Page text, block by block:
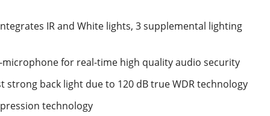
IR and White lights, 3 supplemental lighting
for real-time high quality audio security
strong back light due to 120 dB true WDR technology
technology